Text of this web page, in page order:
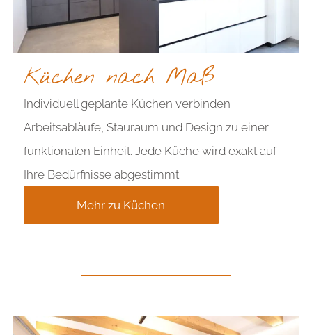
Küchen nach Maß
Individuell geplante Küchen verbinden
Arbeitsabläufe, Stauraum und Design zu einer
funktionalen Einheit. Jede Küche wird exakt auf
Ihre Bedürfnisse abgestimmt.
Mehr zu Küchen